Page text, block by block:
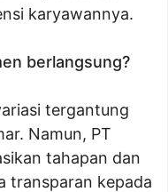
karyawannya.
berlangsung?
tergantung
Namun, PT
tahapan dan
transparan kepada